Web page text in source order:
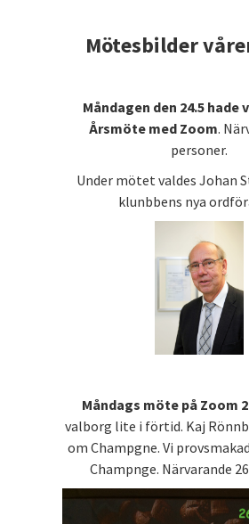
Mötesbilder
Måndagen den 24.5 hade
Årsmöte med Zoom.
personer.
Under mötet valdes Johan
klunbbens nya
Måndags möte på Zoom
valborg lite i förtid. Kaj
om Champgne. Vi
Champnge. Närvarande